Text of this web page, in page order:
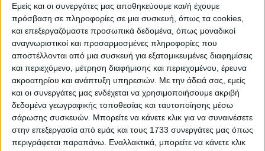
Εμείς και οι συνεργάτες μας αποθηκεύουμε και/ή έχουμε
πρόσβαση σε πληροφορίες σε μια συσκευή, όπως τα cookies,
και επεξεργαζόμαστε προσωπικά δεδομένα, όπως μοναδικοί
αναγνωριστικοί και προσαρμοσμένες πληροφορίες που
αποστέλλονται από μια συσκευή για εξατομικευμένες διαφημίσεις
και περιεχόμενο, μέτρηση διαφήμισης και περιεχομένου, έρευνα
ακροατηρίου και ανάπτυξη υπηρεσιών. Με την άδειά σας, εμείς
και οι συνεργάτες μας ενδέχεται να χρησιμοποιήσουμε ακριβή
δεδομένα γεωγραφικής τοποθεσίας και ταυτοποίησης μέσω
σάρωσης συσκευών. Μπορείτε να κάνετε κλικ για να συναινέσετε
στην επεξεργασία από εμάς και τους 1733 συνεργάτες μας όπως
περιγράφεται παραπάνω. Εναλλακτικά, μπορείτε να κάνετε κλικ
Ασφαλώς, δεν απουσιάζει και η diesel επιλογή με